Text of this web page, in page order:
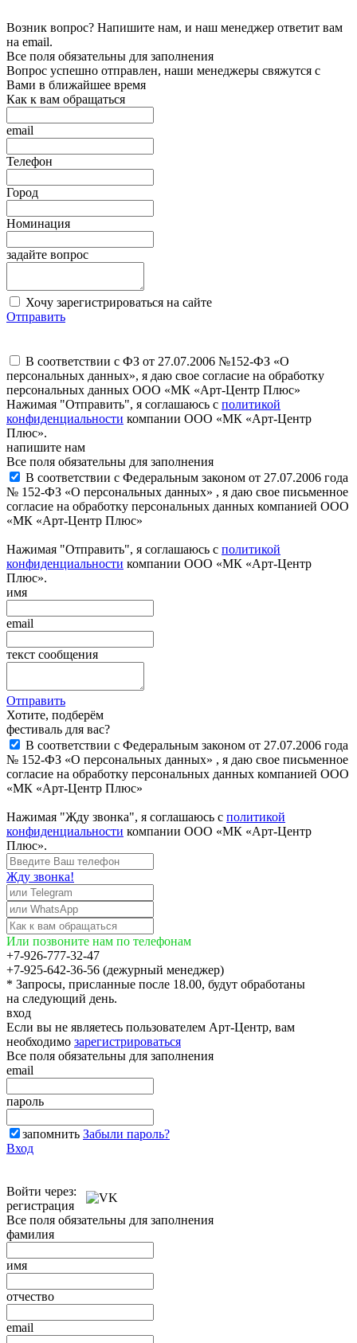
Возник вопрос? Напишите нам, и наш менеджер ответит вам
на email.
Все поля обязательны для заполнения
Вопрос успешно отправлен, наши менеджеры свяжутся с
Вами в ближайшее время
Как к вам обращаться
email
Телефон
Город
Номинация
задайте вопрос
Хочу зарегистрироваться на сайте
Отправить
В соответствии с ФЗ от 27.07.2006 №152-ФЗ «О
персональных данных», я даю свое согласие на обработку
персональных данных ООО «МК «Арт-Центр Плюс»
Нажимая "Отправить", я соглашаюсь с политикой
конфиденциальности компании ООО «МК «Арт-Центр
Плюс».
напишите нам
Все поля обязательны для заполнения
В соответствии с Федеральным законом от 27.07.2006 года
№ 152-ФЗ «О персональных данных» , я даю свое письменное
согласие на обработку персональных данных компанией ООО
«МК «Арт-Центр Плюс»
Нажимая "Отправить", я соглашаюсь с политикой
конфиденциальности компании ООО «МК «Арт-Центр
Плюс».
имя
email
текст сообщения
Отправить
Хотите, подберём
фестиваль для вас?
В соответствии с Федеральным законом от 27.07.2006 года
№ 152-ФЗ «О персональных данных» , я даю свое письменное
согласие на обработку персональных данных компанией ООО
«МК «Арт-Центр Плюс»
Нажимая "Жду звонка", я соглашаюсь с политикой
конфиденциальности компании ООО «МК «Арт-Центр
Плюс».
Жду звонка!
Или позвоните нам по телефонам
+7-926-777-32-47
+7-925-642-36-56 (дежурный менеджер)
* Запросы, присланные после 18.00, будут обработаны
на следующий день.
вход
Если вы не являетесь пользователем Арт-Центр, вам
необходимо зарегистрироваться
Все поля обязательны для заполнения
email
пароль
запомнить Забыли пароль?
Вход
Войти через:
регистрация
Все поля обязательны для заполнения
фамилия
имя
отчество
email